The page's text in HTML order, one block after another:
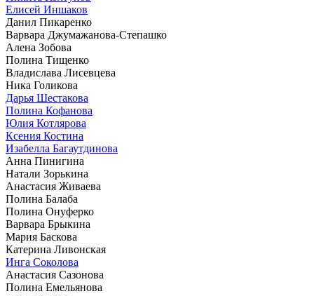
Елисей Иншаков
Данил Пикаренко
Варвара Джумажанова-Степашко
Алена Зобова
Полина Тищенко
Владислава Лисевцева
Ника Голикова
Дарья Шестакова
Полина Кофанова
Юлия Котлярова
Ксения Костина
Изабелла Багаутдинова
Анна Пинигина
Натали Зорькина
Анастасия Живаева
Полина Балаба
Полина Онуферко
Варвара Брыкина
Мария Баскова
Катерина Ливонская
Инга Соколова
Анастасия Сазонова
Полина Емельянова